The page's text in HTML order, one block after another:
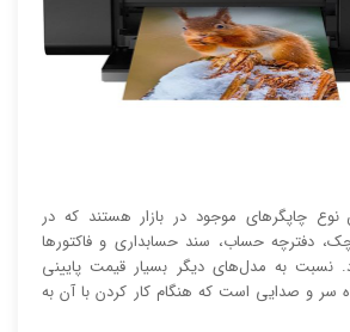
نوع چاپگر‌های موجود در بازار هستند که در
دفترچه حساب، سند حسابداری و فاکتور‌ها
نسبت به مدل‌های دیگر بسیار قیمت پایینی
سر و صدایی است که هنگام کار کردن با آن به